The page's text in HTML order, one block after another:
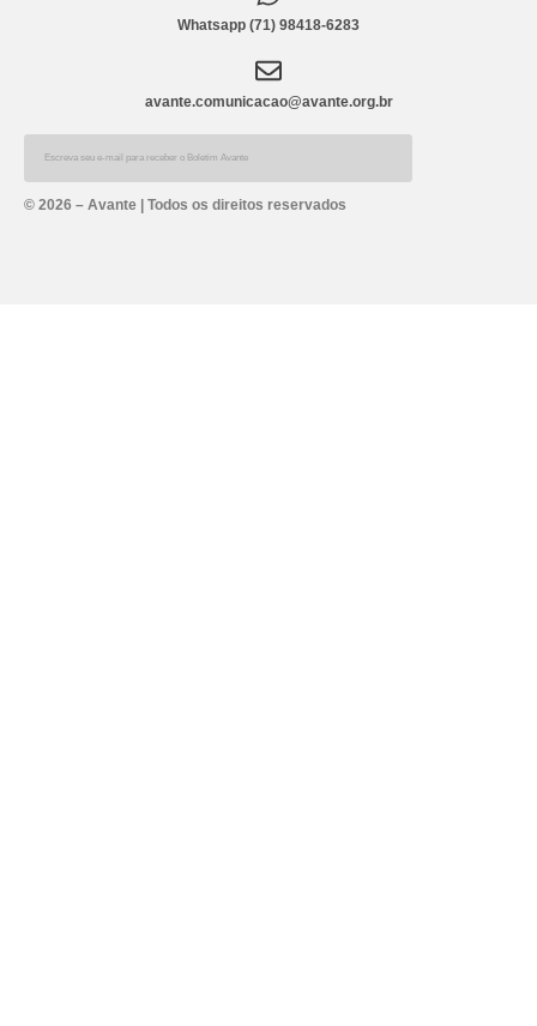
Whatsapp (71) 98418-6283
avante.comunicacao@avante.org.br
Alternative:
© 2026 – Avante | Todos os direitos reservados